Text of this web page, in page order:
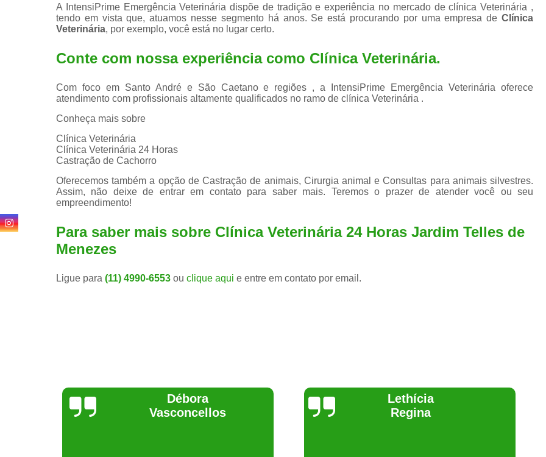
A IntensiPrime Emergência Veterinária dispõe de tradição e experiência no mercado de clínica Veterinária ,
tendo em vista que, atuamos nesse segmento há anos. Se está procurando por uma empresa de Clínica
Veterinária, por exemplo, você está no lugar certo.
Conte com nossa experiência como Clínica Veterinária.
Com foco em Santo André e São Caetano e regiões , a IntensiPrime Emergência Veterinária oferece
atendimento com profissionais altamente qualificados no ramo de clínica Veterinária .
Conheça mais sobre
Clínica Veterinária
Clínica Veterinária 24 Horas
Castração de Cachorro
Oferecemos também a opção de Castração de animais, Cirurgia animal e Consultas para animais silvestres.
Assim, não deixe de entrar em contato para saber mais. Teremos o prazer de atender você ou seu
empreendimento!
Para saber mais sobre Clínica Veterinária 24 Horas Jardim Telles de
Menezes
Ligue para (11) 4990-6553 ou clique aqui e entre em contato por email.
Lethícia
Regina
Joelma Lilian